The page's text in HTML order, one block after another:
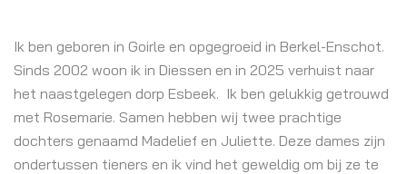
Ik ben geboren in Goirle en opgegroeid in Berkel-Enschot.
Sinds 2002 woon ik in Diessen en in 2025 verhuist naar
het naastgelegen dorp Esbeek. Ik ben gelukkig getrouwd
met Rosemarie. Samen hebben wij twee prachtige
dochters genaamd Madelief en Juliette. Deze dames zijn
ondertussen tieners en ik vind het geweldig om bij ze te